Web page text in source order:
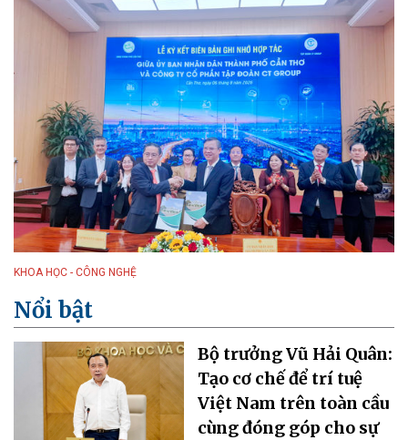
KHOA HỌC - CÔNG NGHỆ
Nổi bật
Bộ trưởng Vũ Hải Quân:
Tạo cơ chế để trí tuệ
Việt Nam trên toàn cầu
cùng đóng góp cho sự